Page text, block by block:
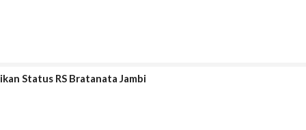
Status RS Bratanata Jambi